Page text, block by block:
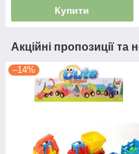
Купити
Акційні пропозиції та
–14%